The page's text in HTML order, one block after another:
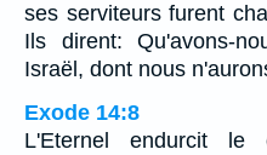
ses serviteurs furent
Ils dirent: Qu'avons-
Israël, dont nous
Exode 14:8
L'Eternel endurcit le